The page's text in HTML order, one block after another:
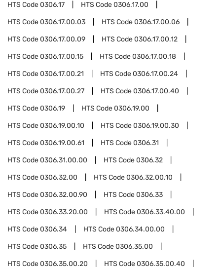
HTS Code0306.17 HTS Code0306.17.00
HTS Code0306.17.00.03 HTS Code0306.17.00.06
HTS Code0306.17.00.09 HTS Code0306.17.00.12
HTS Code0306.17.00.15 HTS Code0306.17.00.18
HTS Code0306.17.00.21 HTS Code0306.17.00.24
HTS Code0306.17.00.27 HTS Code0306.17.00.40
HTS Code0306.19 HTS Code0306.19.00
HTS Code0306.19.00.10 HTS Code0306.19.00.30
HTS Code0306.19.00.61 HTS Code0306.31
HTS Code0306.31.00.00 HTS Code0306.32
HTS Code0306.32.00 HTS Code0306.32.00.10
HTS Code0306.32.00.90 HTS Code0306.33
HTS Code0306.33.20.00 HTS Code0306.33.40.00
HTS Code0306.34 HTS Code0306.34.00.00
HTS Code0306.35 HTS Code0306.35.00
HTS Code0306.35.00.20 HTS Code0306.35.00.40